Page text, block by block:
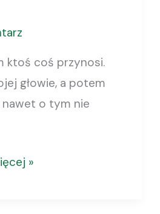
ktoś coś przynosi.
głowie, a potem
nawet o tym nie
»